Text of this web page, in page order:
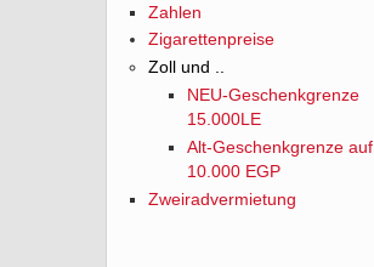
Zahlen
Zigarettenpreise
Zoll und ..
NEU-Geschenkgrenze
15.000LE
Alt-Geschenkgrenze auf
10.000 EGP
Zweiradvermietung